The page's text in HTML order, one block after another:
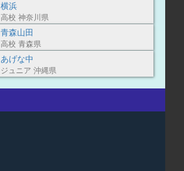
横浜
高校 神奈川県
青森山田
高校 青森県
あげな中
ジュニア 沖縄県